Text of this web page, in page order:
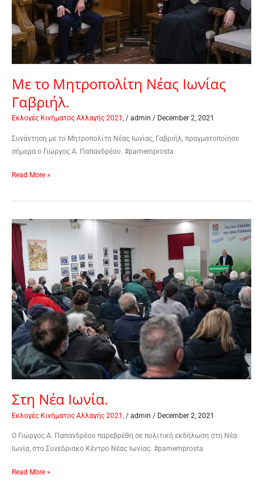
Με το Μητροπολίτη Νέας Ιωνίας
Γαβριήλ.
Εκλογές Κινήματος Αλλαγής 2021, / admin / December 2, 2021
Συνάντηση με το Μητροπολίτη Νέας Ιωνίας, Γαβριήλ, πραγματοποίησε
σήμερα ο Γιώργος Α. Παπανδρέου. #pamemprosta
Read More »
Στη Νέα Ιωνία.
Εκλογές Κινήματος Αλλαγής 2021, / admin / December 2, 2021
Ο Γιώργος Α. Παπανδρέου παρεβρέθη σε πολιτική εκδήλωση στη Νέα
Ιωνία, στο Συνεδριακο Κέντρο Νέας Ιωνίας. #pamemprosta
Στη
Νέα
Ιωνία.
Read More »